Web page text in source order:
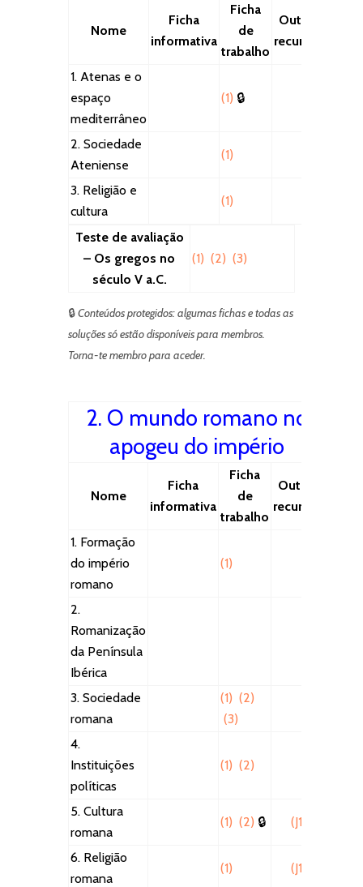
Nome
Ficha
informativa
Ficha
de
trabalho
Outros
recursos
1. Atenas e o
espaço
mediterrâneo
(1) 🔒
2. Sociedade
Ateniense
(1)
3. Religião e
cultura
(1)
Teste de avaliação
– Os gregos no
século V a.C.
(1) (2) (3)
🔒Conteúdos protegidos: algumas fichas e todas as
soluções só estão disponíveis para membros.
Torna-te membro para aceder.
2. O mundo romano no
apogeu do império
Nome
Ficha
informativa
Ficha
de
trabalho
Outros
recursos
1. Formação
do império
romano
(1)
2.
Romanização
da Península
Ibérica
3. Sociedade
romana
(1) (2)
(3)
4.
Instituições
políticas
(1) (2)
5. Cultura
romana
(1) (2) 🔒 (J1)
6. Religião
romana
(1) (J1)